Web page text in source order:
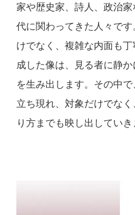
家や歴史家、詩人、政治
代に関わってきた人々で
けでなく、複雑な内面も
成した像は、見る者に静
を生み出します。その中
立ち現れ、対象だけでな
り方までも映し出していき